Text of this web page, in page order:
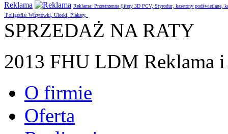
Reklama
Reklama: Przestrzenna (litery 3D PCV, Styrodur, kasetony
Poligrafia: Wizytówki, Ulotki, Plakaty,
SPRZEDAŻ NA RATY
2013 FHU LDM Reklama
O firmie
Oferta